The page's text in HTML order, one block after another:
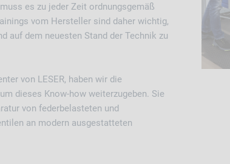
es zu jeder Zeit ordnungsgemäß
vom Hersteller sind daher wichtig,
auf dem neuesten Stand der Technik zu
von LESER, haben wir die
dieses Know-how weiterzugeben. Sie
von federbelasteten und
an modern ausgestatteten